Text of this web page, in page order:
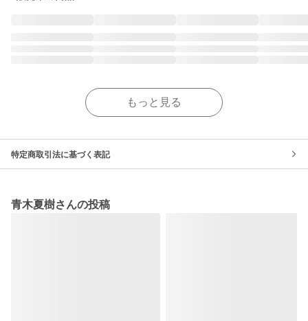
もっと見る
特定商取引法に基づく表記
青木夏樹さんの投稿